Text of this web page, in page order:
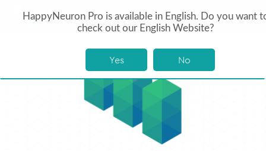
HappyNeuron Pro is available in English. Do you want
check out our English Website?
Yes No